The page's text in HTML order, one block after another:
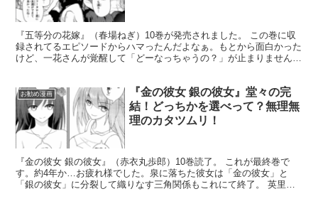
『五等分の花嫁』（春場ねぎ）10巻が発売されました。 この巻に収
録されてるエピソードからハマったんだよなぁ。もとから面白かった
けど、一花さんが覚醒して「どーなっちゃうの？」が止まりませんで
お勧め漫画
『金の彼女 銀の彼女』堂々の完
結！どっちかを選べって？無理無
理のカタツムリ！
『金の彼女 銀の彼女』（赤衣丸歩郎）10巻読了。 これが最終巻で
す。約4年か…お疲れ様でした。泉に落ちた彼女は「金の彼女」と
「銀の彼女」に分裂して織りなす三角関係もこれにて終了。 英里華